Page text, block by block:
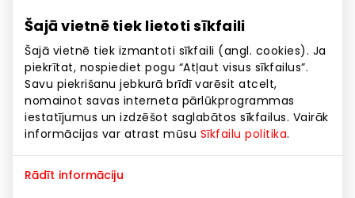
Šajā vietnē tiek lietoti sīkfaili
Šajā vietnē tiek izmantoti sīkfaili (angl. cookies). Ja
piekrītat, nospiediet pogu “Atļaut visus sīkfailus”.
Savu piekrišanu jebkurā brīdī varēsit atcelt,
nomainot savas interneta pārlūkprogrammas
iestatījumus un izdzēšot saglabātos sīkfailus. Vairāk
informācijas var atrast mūsu Sīkfailu politika.
Rādīt informāciju
akumulatoriem tagad pat -25% atlaide!
Fotografē, izmanto navigāciju, klausies mūziku un
uzturi saziņu visa ceļojuma laikā bez raizēm par
izlādējušos akumulatoru!
*Akcija norisinās no 25.06. līdz 26.07., attiecas tikai uz
iSTYLE ražotāja precēm. Atlaides nesummējas.